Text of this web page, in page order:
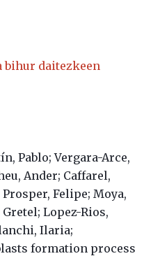
bihur daitezkeen
Pablo; Vergara-Arce,
Ander; Caffarel,
Felipe; Moya,
Lopez-Rios,
Ilaria;
formation process